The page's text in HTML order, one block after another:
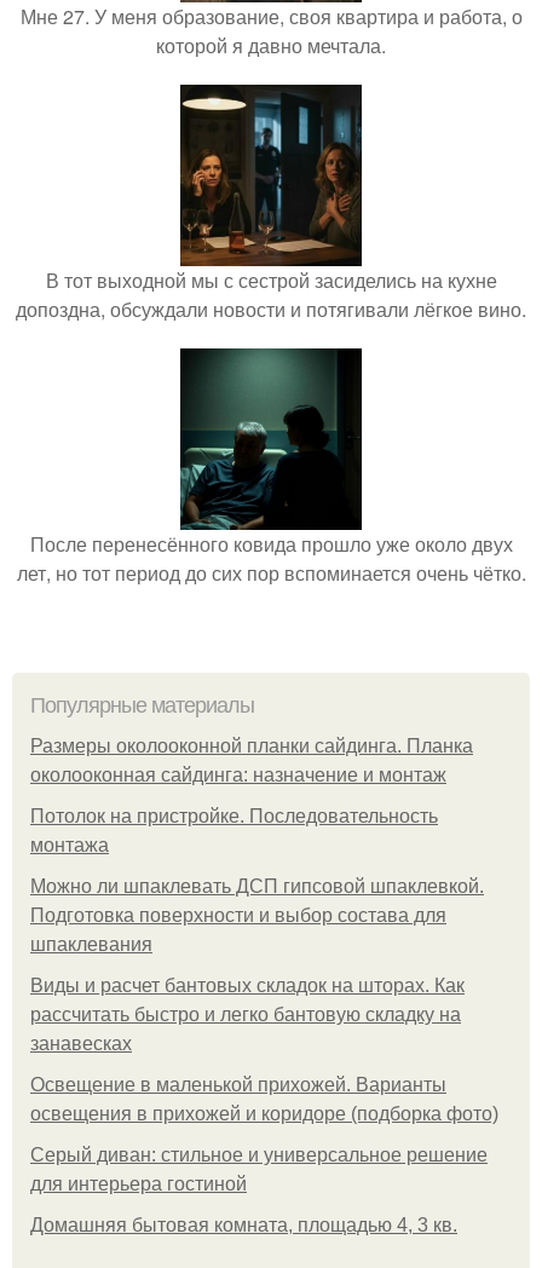
Мне 27. У меня образование, своя квартира и работа, о
которой я давно мечтала.
В тот выходной мы с сестрой засиделись на кухне
допоздна, обсуждали новости и потягивали лёгкое вино.
После перенесённого ковида прошло уже около двух
лет, но тот период до сих пор вспоминается очень чётко.
Популярные материалы
Размеры околооконной планки сайдинга. Планка
околооконная сайдинга: назначение и монтаж
Потолок на пристройке. Последовательность
монтажа
Можно ли шпаклевать ДСП гипсовой шпаклевкой.
Подготовка поверхности и выбор состава для
шпаклевания
Виды и расчет бантовых складок на шторах. Как
рассчитать быстро и легко бантовую складку на
занавесках
Освещение в маленькой прихожей. Варианты
освещения в прихожей и коридоре (подборка фото)
Серый диван: стильное и универсальное решение
для интерьера гостиной
Домашняя бытовая комната, площадью 4, 3 кв.